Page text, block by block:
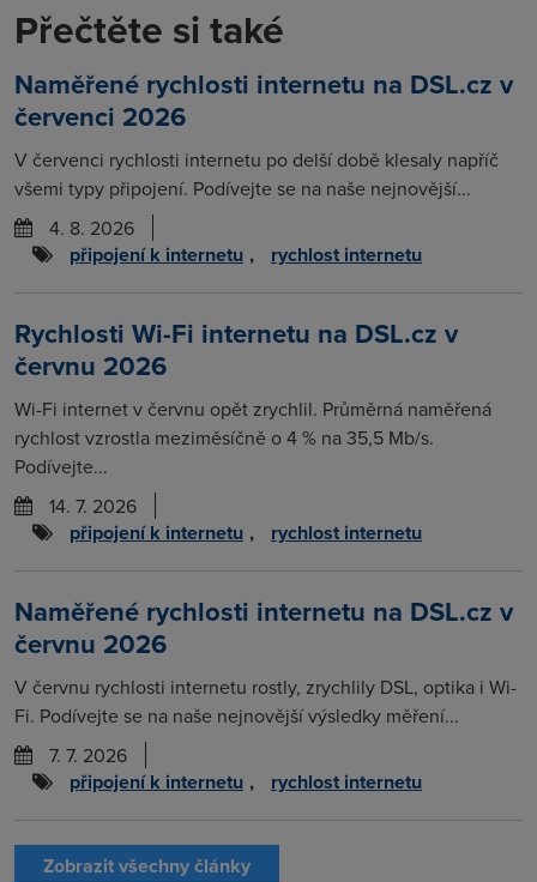
Přečtěte si také
Naměřené rychlosti internetu na DSL.cz v
červenci 2026
V červenci rychlosti internetu po delší době klesaly napříč
všemi typy připojení. Podívejte se na naše nejnovější...
4. 8. 2026
připojení k internetu , rychlost internetu
Rychlosti Wi-Fi internetu na DSL.cz v
červnu 2026
Wi-Fi internet v červnu opět zrychlil. Průměrná naměřená
rychlost vzrostla meziměsíčně o 4 % na 35,5 Mb/s.
Podívejte...
14. 7. 2026
připojení k internetu , rychlost internetu
Naměřené rychlosti internetu na DSL.cz v
červnu 2026
V červnu rychlosti internetu rostly, zrychlily DSL, optika i Wi-
Fi. Podívejte se na naše nejnovější výsledky měření...
7. 7. 2026
připojení k internetu , rychlost internetu
Zobrazit všechny články